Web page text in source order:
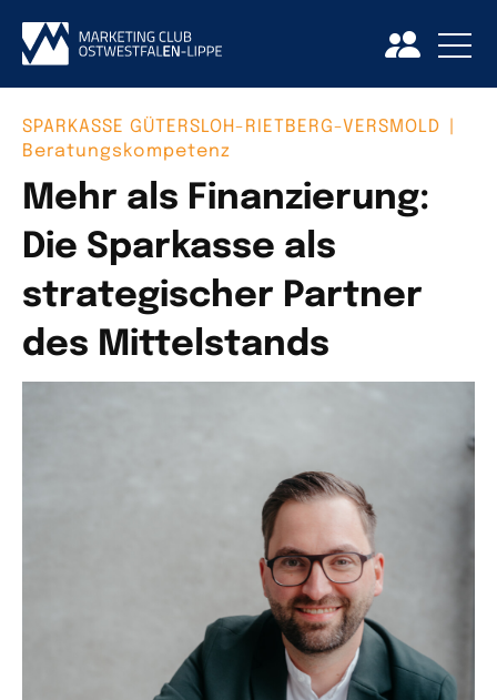
SPARKASSE GÜTERSLOH-RIETBERG-VERSMOLD
Beratungskompetenz
Mehr als Finanzierung:
Die Sparkasse als
strategischer Partner
des Mittelstands